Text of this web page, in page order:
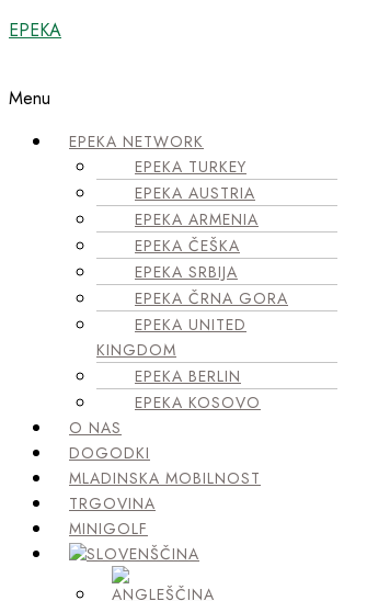
EPEKA
Menu
EPEKA NETWORK
EPEKA TURKEY
EPEKA AUSTRIA
EPEKA ARMENIA
EPEKA ČEŠKA
EPEKA SRBIJA
EPEKA ČRNA GORA
EPEKA UNITED
KINGDOM
EPEKA BERLIN
EPEKA KOSOVO
O NAS
DOGODKI
MLADINSKA MOBILNOST
TRGOVINA
MINIGOLF